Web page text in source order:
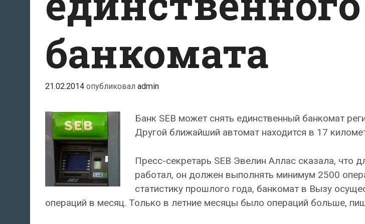
банкомата
21.02.2014 опубликовал admin
Банк SEB может снять единственный банкомат
Другой ближайший автомат находится в 17
Пресс-секретарь SEB Эвелин Аллас сказала, что
работал, он должен выполнять минимум 2500
статистику прошлого года, банкомат в Вызу
операций в месяц. Только в летние месяцы было операций больше,